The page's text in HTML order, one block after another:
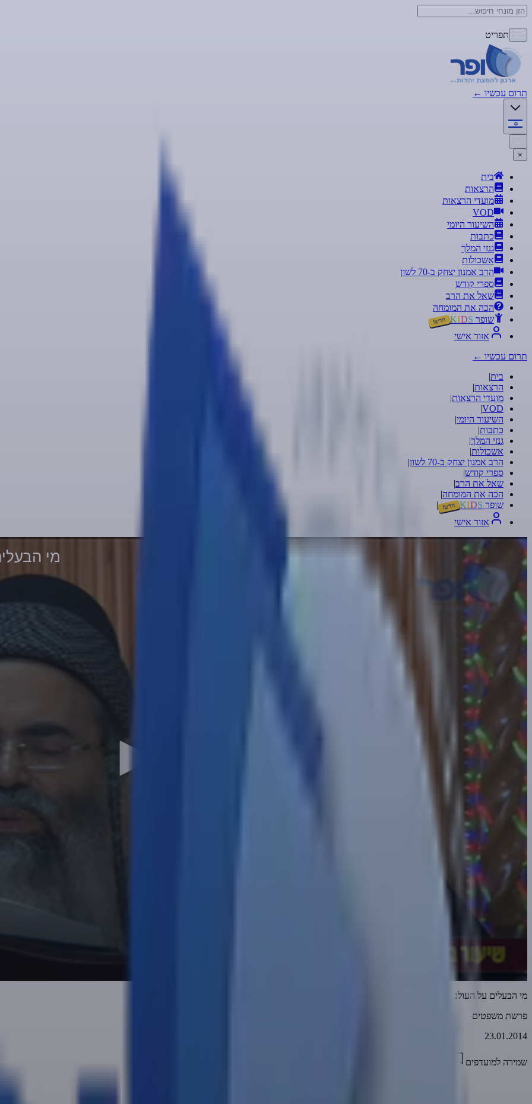
תפריט
תרום עכשיו ←
×
בית
הרצאות
מועדי הרצאות
VOD
השיעור היומי
כתבות
גנזי המלך
אשכולות
הרב אמנון יצחק ב-70 לשון
ספרי קודש
שאל את הרב
הכה את המומחה
שופר
KIDS חדש!
אזור אישי
תרום עכשיו ←
בית|
הרצאות|
מועדי הרצאות|
VOD
|
השיעור היומי|
כתבות|
גנזי המלך|
אשכולות|
הרב אמנון יצחק ב-70 לשון
|
ספרי קודש|
שאל את הרב|
הכה את המומחה|
שופר
KIDS חדש! |
אזור אישי
מי
מי הבעלים על העולם? | הרב אמנון יצחק שליט"א
פרשת משפטים
23.01.2014
שמירה למועדפים